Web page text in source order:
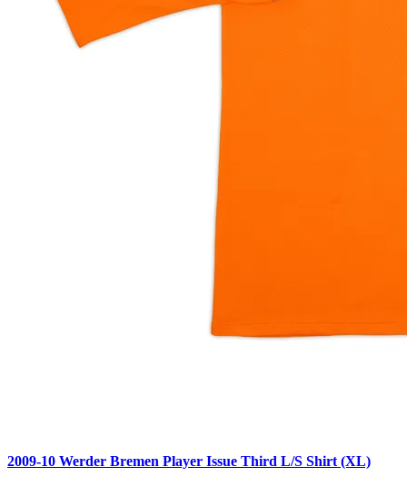
2009-10 Werder Bremen Player Issue Third L/S Shirt (XL)